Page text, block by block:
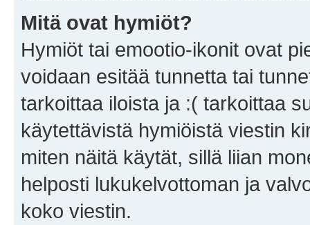
Mitä ovat hymiöt?
Hymiöt tai emootio-ikonit ovat
voidaan esitää tunnetta tai
tarkoittaa iloista ja :( tarkoittaa
käytettävistä hymiöistä viestin
miten näitä käytät, sillä liian
helposti lukukelvottoman ja
koko viestin.